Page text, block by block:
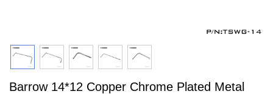
Barrow 14*12 Copper Chrome Plated Metal